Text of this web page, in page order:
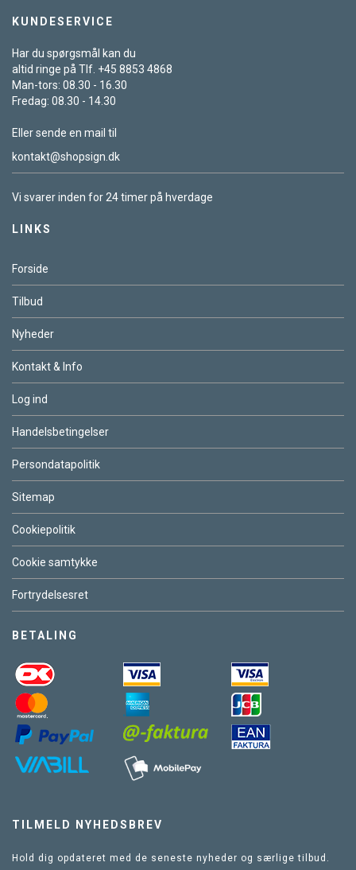
KUNDESERVICE
Har du spørgsmål kan du
altid ringe på Tlf. +45 8853 4868
Man-tors: 08.30 - 16.30
Fredag: 08.30 - 14.30
Eller sende en mail til
kontakt@shopsign.dk
Vi svarer inden for 24 timer på hverdage
LINKS
Forside
Tilbud
Nyheder
Kontakt & Info
Log ind
Handelsbetingelser
Persondatapolitik
Sitemap
Cookiepolitik
Cookie samtykke
Fortrydelsesret
BETALING
TILMELD NYHEDSBREV
Hold dig opdateret med de seneste nyheder og særlige tilbud.